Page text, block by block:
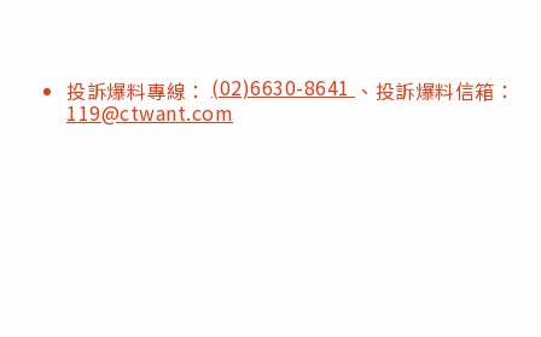
投訴爆料專線： (02)6630-8641 、投訴爆料信箱：
119@ctwant.com